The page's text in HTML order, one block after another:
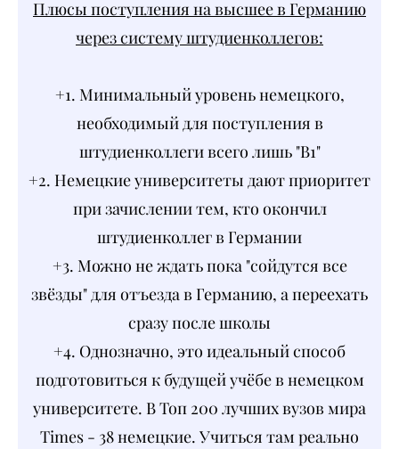
Плюсы поступления на высшее в Германию
через систему штудиенколлегов:
+1. Минимальный уровень немецкого,
необходимый для поступления в
штудиенколлеги всего лишь "B1"
+2. Немецкие университеты дают приоритет
при зачислении тем, кто окончил
штудиенколлег в Германии
+3. Можно не ждать пока "сойдутся все
звёзды" для отъезда в Германию, а переехать
сразу после школы
+4. Однозначно, это идеальный способ
подготовиться к будущей учёбе в немецком
университете. В Топ 200 лучших вузов мира
Times - 38 немецкие. Учиться там реально